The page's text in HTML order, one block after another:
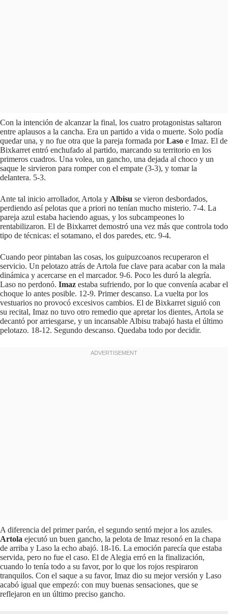
Con la intención de alcanzar la final, los cuatro protagonistas saltaron
entre aplausos a la cancha. Era un partido a vida o muerte. Solo podía
quedar una, y no fue otra que la pareja formada porLaso e Imaz. El de
Bixkarret entró enchufado al partido, marcando su territorio en los
primeros cuadros. Una volea, un gancho, una dejada al choco y un
saque le sirvieron para romper con el empate (3-3), y tomar la
delantera. 5-3.
Ante tal inicio arrollador, Artola y Albisu se vieron desbordados,
perdiendo así pelotas que a priori no tenían mucho misterio. 7-4. La
pareja azul estaba haciendo aguas, y los subcampeones lo
rentabilizaron. El de Bixkarret demostró una vez más que controla todo
tipo de técnicas: el sotamano, el dos paredes, etc. 9-4.
Cuando peor pintaban las cosas, los guipuzcoanos recuperaron el
servicio. Un pelotazo atrás de Artola fue clave para acabar con la mala
dinámica y acercarse en el marcador. 9-6. Poco les duró la alegría.
Laso no perdonó. Imaz estaba sufriendo, por lo que convenía acabar el
choque lo antes posible. 12-9. Primer descanso. La vuelta por los
vestuarios no provocó excesivos cambios. El de Bixkarret siguió con
su recital, Imaz no tuvo otro remedio que apretar los dientes, Artola se
decantó por arriesgarse, y un incansable Albisu trabajó hasta el último
pelotazo. 18-12. Segundo descanso. Quedaba todo por decidir.
A diferencia del primer parón, el segundo sentó mejor a los azules.
Artola ejecutó un buen gancho, la pelota de Imaz resonó en la chapa
de arriba y Laso la echo abajó. 18-16. La emoción parecía que estaba
servida, pero no fue el caso. El de Alegia erró en la finalización,
cuando lo tenía todo a su favor, por lo que los rojos respiraron
tranquilos. Con el saque a su favor, Imaz dio su mejor versión y Laso
acabó igual que empezó: con muy buenas sensaciones, que se
reflejaron en un último preciso gancho.